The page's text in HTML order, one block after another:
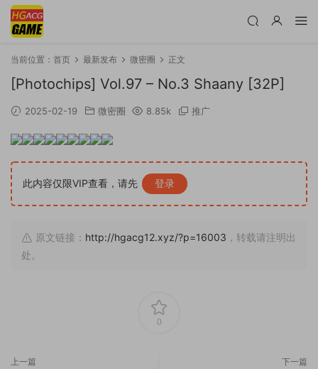
当前位置： 首页 最新发布 微密圈 正文
[Photochips] Vol.97 – No.3 Shaany [32P]
2025-02-19 微密圈 8.85k 推广
此内容仅限VIP查看，请先 登录
原文链接： http://hgacg12.xyz/?p=16003 ，转载请注明出
处。
0
上一篇 下一篇